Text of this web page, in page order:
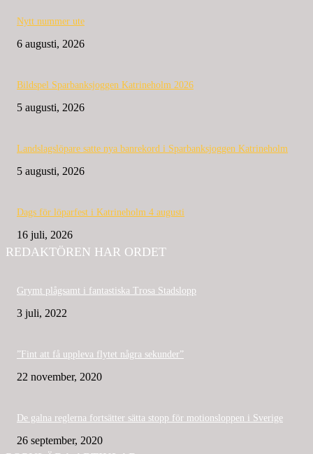
Nytt nummer ute
6 augusti, 2026
Bildspel Sparbanksjoggen Katrineholm 2026
5 augusti, 2026
Landslagslöpare satte nya banrekord i Sparbanksjoggen Katrineholm
5 augusti, 2026
Dags för löparfest i Katrineholm 4 augusti
16 juli, 2026
REDAKTÖREN HAR ORDET
Grymt plågsamt i fantastiska Trosa Stadslopp
3 juli, 2022
”Fint att få uppleva flytet några sekunder”
22 november, 2020
De galna reglerna fortsätter sätta stopp för motionsloppen i Sverige
26 september, 2020